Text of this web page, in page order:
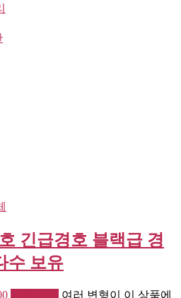
긴급경호 블랙급 경
수 보유
여러 변형이 이 상품에